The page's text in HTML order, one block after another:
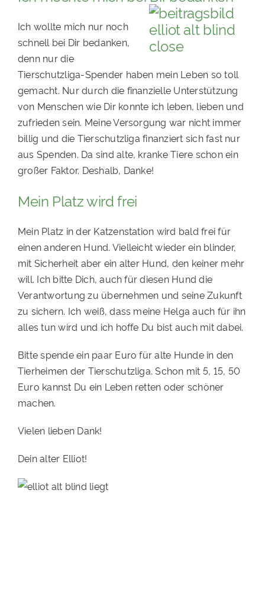
Ich wollte mich nur noch
schnell bei Dir bedanken,
denn nur die
Tierschutzliga-Spender haben mein Leben so toll
gemacht. Nur durch die finanzielle Unterstützung
von Menschen wie Dir konnte ich leben, lieben und
zufrieden sein. Meine Versorgung war nicht immer
billig und die Tierschutzliga finanziert sich fast nur
aus Spenden. Da sind alte, kranke Tiere schon ein
großer Faktor. Deshalb, Danke!
Mein Platz wird frei
Mein Platz in der Katzenstation wird bald frei für
einen anderen Hund. Vielleicht wieder ein blinder,
mit Sicherheit aber ein alter Hund, den keiner mehr
will. Ich bitte Dich, auch für diesen Hund die
Verantwortung zu übernehmen und seine Zukunft
zu sichern. Ich weiß, dass meine Helga auch für ihn
alles tun wird und ich hoffe Du bist auch mit dabei.
Bitte spende ein paar Euro für alte Hunde in den
Tierheimen der Tierschutzliga. Schon mit 5, 15, 50
Euro kannst Du ein Leben retten oder schöner
machen.
Vielen lieben Dank!
Dein alter Elliot!